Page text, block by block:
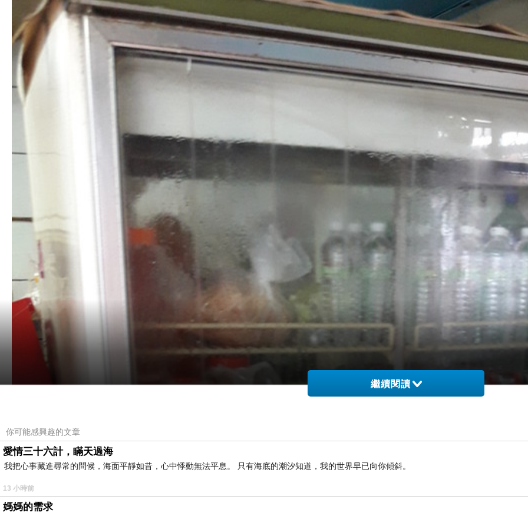
繼續閱讀
你可能感興趣的文章
愛情三十六計，瞞天過海
我把心事藏進尋常的問候，海面平靜如昔，心中悸動無法平息。 只有海底的潮汐知道，我的世界早已向你傾斜。
13 小時前
媽媽的需求